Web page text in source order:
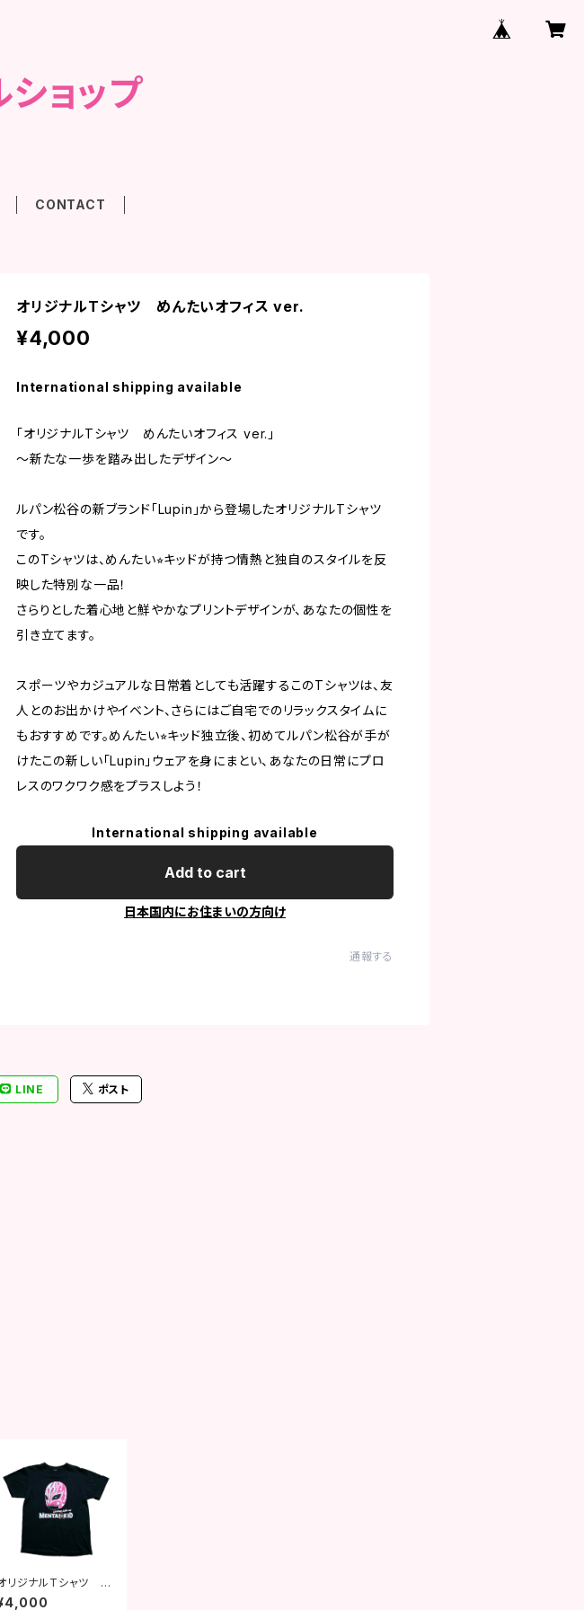
ショップ
CONTACT
オリジナルTシャツ めんたいオフィス ver.
¥4,000
International shipping available
「オリジナルTシャツ めんたいオフィス ver.」
～新たな一歩を踏み出したデザイン～
ルパン松谷の新ブランド「Lupin」から登場したオリジナルTシャツ
です。
このTシャツは、めんたい⭐︎キッドが持つ情熱と独自のスタイルを反
映した特別な一品！
さらりとした着心地と鮮やかなプリントデザインが、あなたの個性を
引き立てます。
スポーツやカジュアルな日常着としても活躍するこのTシャツは、友
人とのお出かけやイベント、さらにはご自宅でのリラックスタイムに
もおすすめです。めんたい⭐︎キッド独立後、初めてルパン松谷が手が
けたこの新しい「Lupin」ウェアを身にまとい、あなたの日常にプロ
レスのワクワク感をプラスしよう！
International shipping available
Add to cart
日本国内にお住まいの方向け
通報する
LINE ポスト
リジナルTシャツ め
たいオフィス ver.